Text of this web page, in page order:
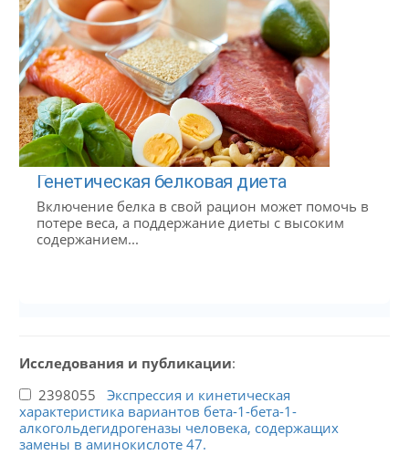
Генетическая белковая диета
Включение белка в свой рацион может помочь в
потере веса, а поддержание диеты с высоким
содержанием...
Исследования и публикации:
2398055 Экспрессия и кинетическая
характеристика вариантов бета-1-бета-1-
алкогольдегидрогеназы человека, содержащих
замены в аминокислоте 47.